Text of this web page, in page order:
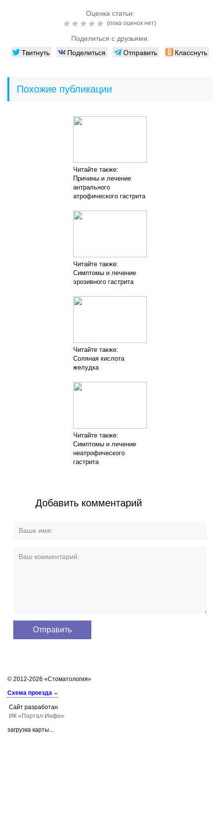
Оценка статьи:
(пока оценок нет)
Поделиться с друзьями:
Твитнуть Поделиться Отправить Класснуть
Похожие публикации
Читайте также:
Причины и лечение
антрального
атрофического гастрита
Читайте также:
Симптомы и лечение
эрозивного гастрита
Читайте также:
Соляная кислота
желудка
Читайте также:
Симптомы и лечение
неатрофического
гастрита
Добавить комментарий
© 2012-2026 «Стоматология»
Схема проезда
Сайт разработан
ИК «Портал-Инфо»
загрузка карты...